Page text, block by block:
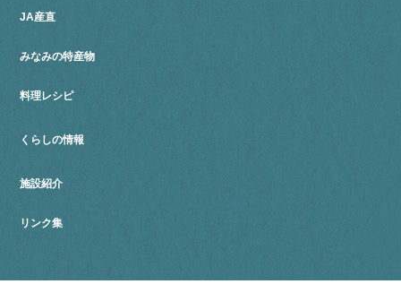
JA産直
みなみの特産物
料理レシピ
くらしの情報
施設紹介
リンク集